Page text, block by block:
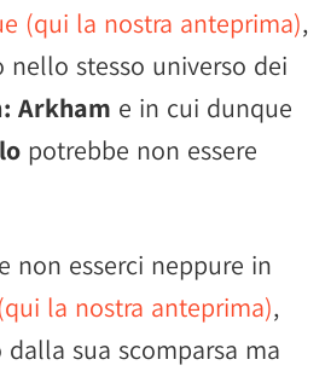
(qui la nostra anteprima),
stesso universo dei
Arkham e in cui dunque
potrebbe non essere
non esserci neppure in
la nostra anteprima),
sua scomparsa ma